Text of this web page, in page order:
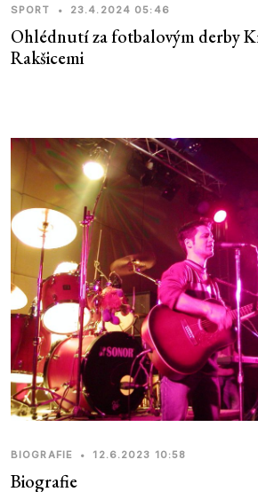
SPORT • 23.4.2024 05:46
Ohlédnutí za fotbalovým derby
Rakšicemi
BIOGRAFIE • 12.6.2023 10:58
Biografie